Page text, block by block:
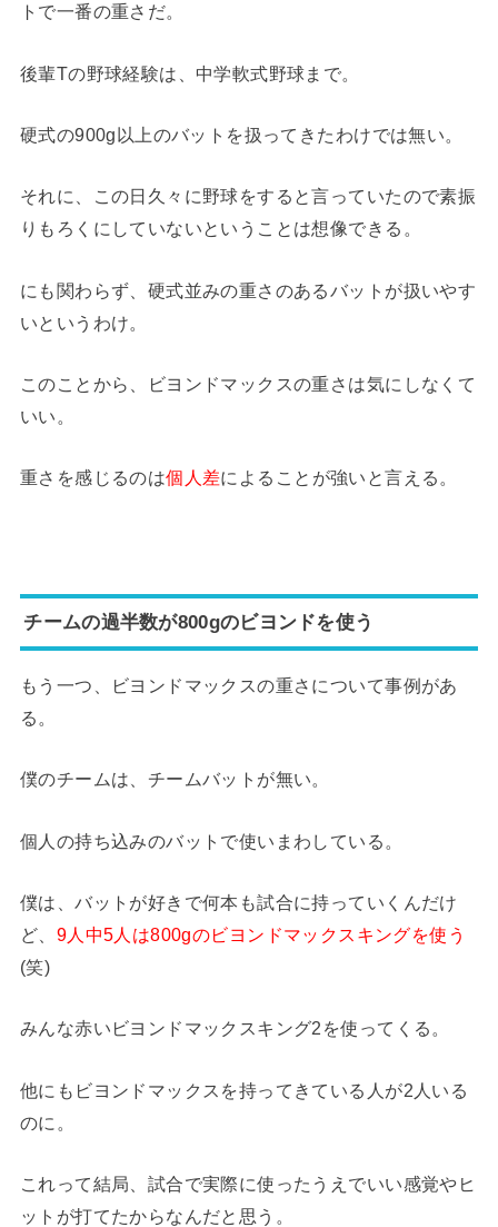
トで一番の重さだ。
後輩Tの野球経験は、中学軟式野球まで。
硬式の900g以上のバットを扱ってきたわけでは無い。
それに、この日久々に野球をすると言っていたので素振
りもろくにしていないということは想像できる。
にも関わらず、硬式並みの重さのあるバットが扱いやす
いというわけ。
このことから、ビヨンドマックスの重さは気にしなくて
いい。
重さを感じるのは個人差によることが強いと言える。
チームの過半数が800gのビヨンドを使う
もう一つ、ビヨンドマックスの重さについて事例があ
る。
僕のチームは、チームバットが無い。
個人の持ち込みのバットで使いまわしている。
僕は、バットが好きで何本も試合に持っていくんだけ
ど、 9人中5人は800gのビヨンドマックスキングを使う
(笑)
みんな赤いビヨンドマックスキング2を使ってくる。
他にもビヨンドマックスを持ってきている人が2人いる
のに。
これって結局、試合で実際に使ったうえでいい感覚やヒ
ットが打てたからなんだと思う。